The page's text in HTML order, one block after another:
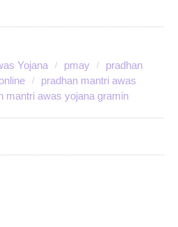
Yojana pmay
pradhan
pradhan mantri awas
mantri awas yojana gramin